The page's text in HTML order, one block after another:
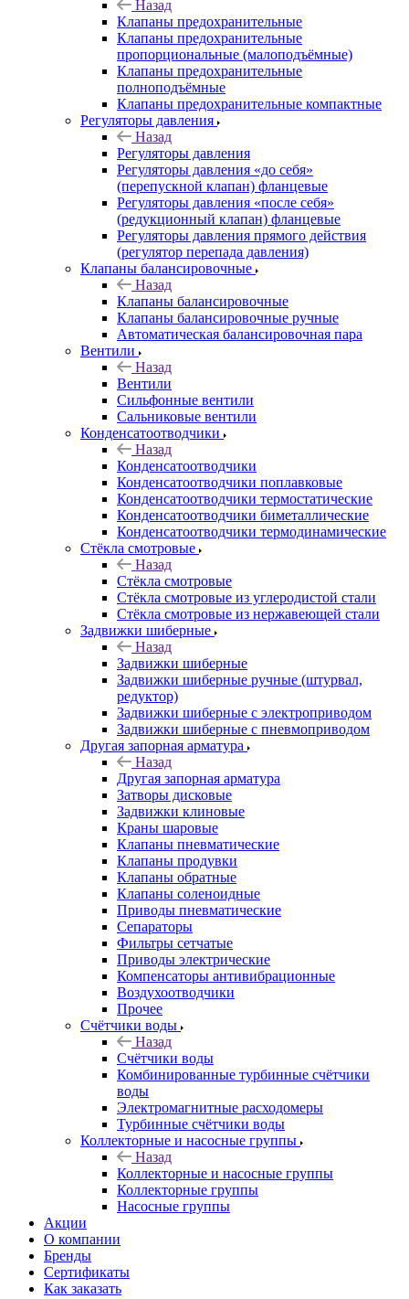
Назад
Клапаны предохранительные
Клапаны предохранительные
пропорциональные (малоподъёмные)
Клапаны предохранительные
полноподъёмные
Клапаны предохранительные компактные
Регуляторы давления
Назад
Регуляторы давления
Регуляторы давления «до себя»
(перепускной клапан) фланцевые
Регуляторы давления «после себя»
(редукционный клапан) фланцевые
Регуляторы давления прямого действия
(регулятор перепада давления)
Клапаны балансировочные
Назад
Клапаны балансировочные
Клапаны балансировочные ручные
Автоматическая балансировочная пара
Вентили
Назад
Вентили
Сильфонные вентили
Сальниковые вентили
Конденсатоотводчики
Назад
Конденсатоотводчики
Конденсатоотводчики поплавковые
Конденсатоотводчики термостатические
Конденсатоотводчики биметаллические
Конденсатоотводчики термодинамические
Стёкла смотровые
Назад
Стёкла смотровые
Стёкла смотровые из углеродистой стали
Стёкла смотровые из нержавеющей стали
Задвижки шиберные
Назад
Задвижки шиберные
Задвижки шиберные ручные (штурвал,
редуктор)
Задвижки шиберные с электроприводом
Задвижки шиберные с пневмоприводом
Другая запорная арматура
Назад
Другая запорная арматура
Затворы дисковые
Задвижки клиновые
Краны шаровые
Клапаны пневматические
Клапаны продувки
Клапаны обратные
Клапаны соленоидные
Приводы пневматические
Сепараторы
Фильтры сетчатые
Приводы электрические
Компенсаторы антивибрационные
Воздухоотводчики
Прочее
Счётчики воды
Назад
Счётчики воды
Комбинированные турбинные счётчики
воды
Электромагнитные расходомеры
Турбинные счётчики воды
Коллекторные и насосные группы
Назад
Коллекторные и насосные группы
Коллекторные группы
Насосные группы
Акции
О компании
Бренды
Сертификаты
Как заказать